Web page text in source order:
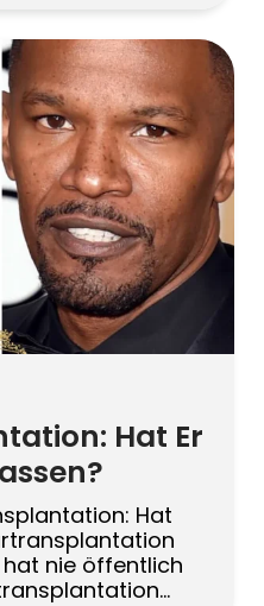
der Jahre eine
was viele
von Styling und
medizinischer
[…]
Hat Er
Hat
nie öffentlich